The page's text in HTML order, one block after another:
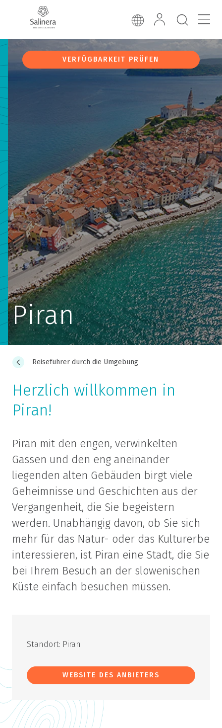
VERFÜGBARKEIT PRÜFEN
Piran
Reiseführer durch die Umgebung
Herzlich willkommen in
Piran!
Piran mit den engen, verwinkelten
Gassen und den eng aneinander
liegenden alten Gebäuden birgt viele
Geheimnisse und Geschichten aus der
Vergangenheit, die Sie begeistern
werden. Unabhängig davon, ob Sie sich
mehr für das Natur- oder das Kulturerbe
interessieren, ist Piran eine Stadt, die Sie
bei Ihrem Besuch an der slowenischen
Küste einfach besuchen müssen.
Standort: Piran
WEBSITE DES ANBIETERS